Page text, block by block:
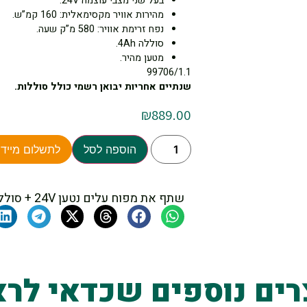
מהירות אוויר מקסימאלית: 160 קמ”ש.
נפח זרימת אוויר: 580 מ”ק שעה.
סוללה 4Ah.
מטען מהיר.
99706/1.1
שנתיים אחריות יבואן רשמי כולל סוללות.
₪889.00
הוספה לסל לתשלום
שתף את מפוח עלים נטען 24V + סוללה 4Ah + מטען מהיר Greenworks
נוספים שכדאי